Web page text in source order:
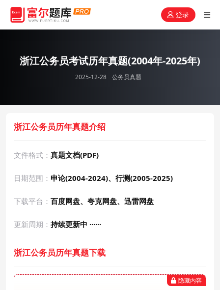
登录
浙江公务员考试历年真题(2004年-2025年)
2025-12-28 公务员真题
浙江公务员历年真题介绍
文件格式： 真题文档(PDF)
日期范围： 申论(2004-2024)、行测(2005-2025)
下载平台： 百度网盘、夸克网盘、迅雷网盘
更新周期： 持续更新中 ······
浙江公务员历年真题下载
隐藏内容